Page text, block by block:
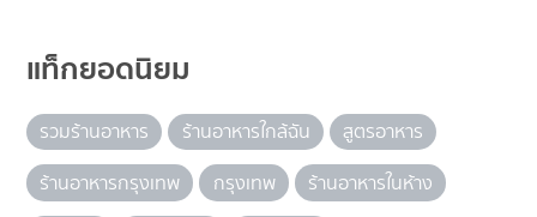
แท็กยอดนิยม
รวมร้านอาหาร ร้านอาหารใกล้ฉัน
สูตรอาหาร
ร้านอาหารกรุงเทพ
กรุงเทพ
ร้านอาหารในห้าง